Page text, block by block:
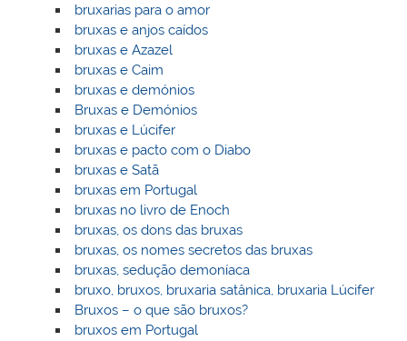
bruxarias para o amor
bruxas e anjos caídos
bruxas e Azazel
bruxas e Caim
bruxas e demónios
Bruxas e Demónios
bruxas e Lúcifer
bruxas e pacto com o Diabo
bruxas e Satã
bruxas em Portugal
bruxas no livro de Enoch
bruxas, os dons das bruxas
bruxas, os nomes secretos das bruxas
bruxas, sedução demoníaca
bruxo, bruxos, bruxaria satânica, bruxaria Lúcifer
Bruxos – o que são bruxos?
bruxos em Portugal